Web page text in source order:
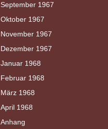
September 1967
Oktober 1967
November 1967
Dezember 1967
Januar 1968
Februar 1968
März 1968
April 1968
Anhang